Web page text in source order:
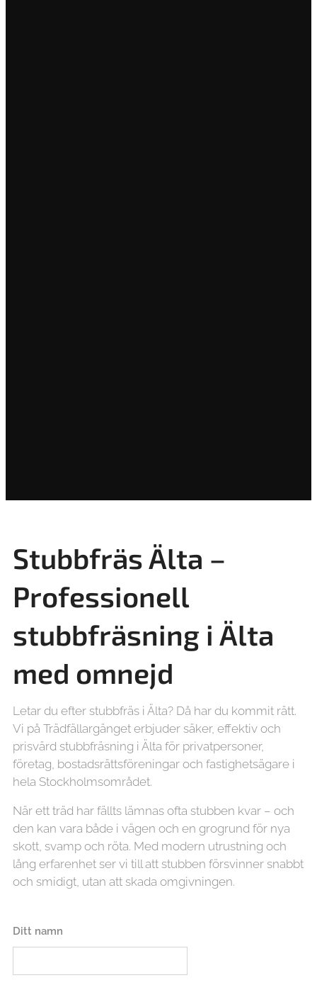
Stubbfräs Älta –
Professionell
stubbfräsning i Älta
med omnejd
Letar du efter stubbfräs i Älta? Då har du kommit rätt.
Vi på Trädfällargänget erbjuder säker, effektiv och
prisvärd stubbfräsning i Älta för privatpersoner,
företag, bostadsrättsföreningar och fastighetsägare i
hela Stockholmsområdet.
När ett träd har fällts lämnas ofta stubben kvar – och
den kan vara både i vägen och en grogrund för nya
skott, svamp och röta. Med modern utrustning och
lång erfarenhet ser vi till att stubben försvinner snabbt
och smidigt, utan att skada omgivningen.
Ditt namn